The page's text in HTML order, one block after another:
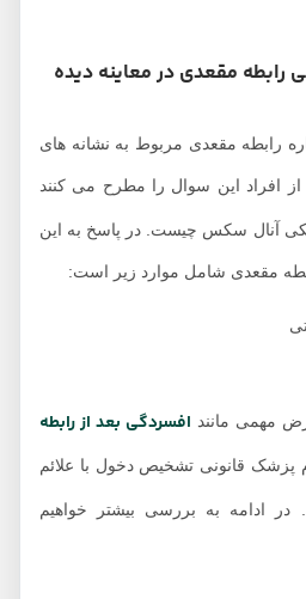
مقعدی در معاینه دیده
مقعدی مربوط به نشانه های
این سوال را مطرح می کنند
سکس چیست. در پاسخ به این
شامل موارد زیر است:
مانندافسردگی بعد از رابطه
قانونی تشخیص دخول با علائم
به بررسی بیشتر خواهیم